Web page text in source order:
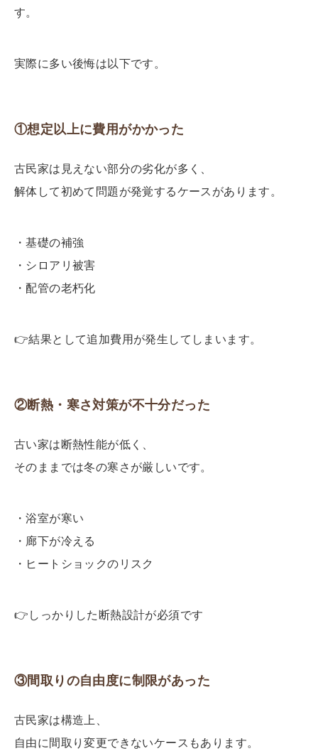
す。
実際に多い後悔は以下です。
①想定以上に費用がかかった
古民家は見えない部分の劣化が多く、
解体して初めて問題が発覚するケースがあります。
・基礎の補強
・シロアリ被害
・配管の老朽化
👉結果として追加費用が発生してしまいます。
②断熱・寒さ対策が不十分だった
古い家は断熱性能が低く、
そのままでは冬の寒さが厳しいです。
・浴室が寒い
・廊下が冷える
・ヒートショックのリスク
👉 しっかりした断熱設計が必須です
③間取りの自由度に制限があった
古民家は構造上、
自由に間取り変更できないケースもあります。